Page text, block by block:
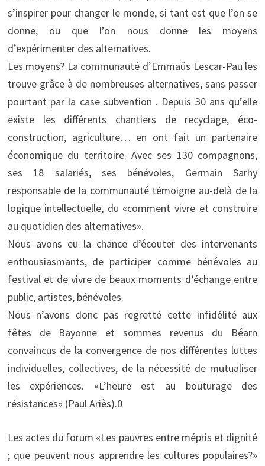
s’inspirer pour changer le monde, si tant est que l’on se
donne, ou que l’on nous donne les moyens
d’expérimenter des alternatives.
Les moyens? La communauté d’Emmaüs Lescar-Pau les
trouve grâce à de nombreuses alternatives, sans passer
pourtant par la case subvention . Depuis 30 ans qu’elle
existe les différents chantiers de recyclage, éco-
construction, agriculture… en ont fait un partenaire
économique du territoire. Avec ses 130 compagnons,
ses 18 salariés, ses bénévoles, Germain Sarhy
responsable de la communauté témoigne au-delà de la
logique intellectuelle, du «comment vivre et construire
au quotidien des alternatives».
Nous avons eu la chance d’écouter des intervenants
enthousiasmants, de participer comme bénévoles au
festival et de vivre de beaux moments d’échange entre
public, artistes, bénévoles.
Nous n’avons donc pas regretté cette infidélité aux
fêtes de Bayonne et sommes revenus du Béarn
convaincus de la convergence de nos différentes luttes
individuelles, collectives, de la nécessité de mutualiser
les expériences. «L’heure est au bouturage des
résistances» (Paul Ariès).0
Les actes du forum «Les pauvres entre mépris et dignité
; que peuvent nous apprendre les cultures populaires?»